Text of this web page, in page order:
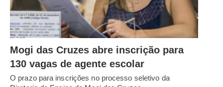
Mogi das Cruzes abre inscrição para
130 vagas de agente escolar
O prazo para inscrições no processo seletivo da